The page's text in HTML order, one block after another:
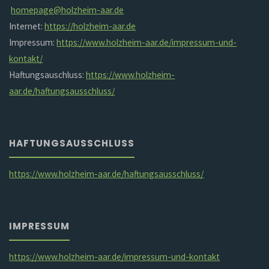
homepage@holzheim-aar.de
Internet:https://holzheim-aar.de
Impressum:https://www.holzheim-aar.de/impressum-und-
kontakt/
Haftungsauschluss:https://www.holzheim-
aar.de/haftungsausschluss/
HAFTUNGSAUSSCHLUSS
https://www.holzheim-aar.de/haftungsausschluss/
IMPRESSUM
https://www.holzheim-aar.de/impressum-und-kontakt